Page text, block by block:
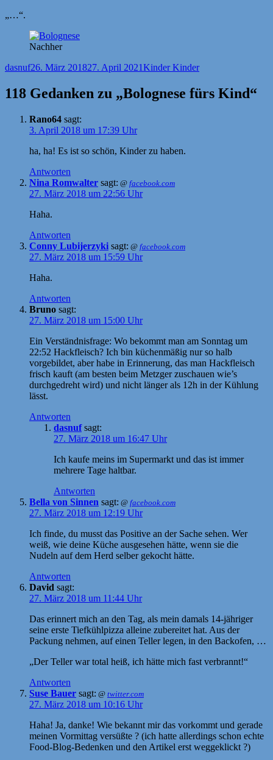
„…“.
Nachher
Autor
dasnufVeröffentlicht
26. März 201827. April 2021Kategorien
Kinder Kinder
118 Gedanken zu „Bolognese fürs Kind“
Rano64 sagt:
3. April 2018 um 17:39 Uhr
ha, ha! Es ist so schön, Kinder zu haben.
Antworten
Nina Romwalter sagt: @ facebook.com
27. März 2018 um 22:56 Uhr
Haha.
Antworten
Conny Lubijerzyki sagt: @ facebook.com
27. März 2018 um 15:59 Uhr
Haha.
Antworten
Bruno sagt:
27. März 2018 um 15:00 Uhr
Ein Verständnisfrage: Wo bekommt man am Sonntag um
22:52 Hackfleisch? Ich bin küchenmäßig nur so halb
vorgebildet, aber habe in Erinnerung, das man Hackfleisch
frisch kauft (am besten beim Metzger zuschauen wie’s
durchgedreht wird) und nicht länger als 12h in der Kühlung
lässt.
Antworten
dasnuf sagt:
27. März 2018 um 16:47 Uhr
Ich kaufe meins im Supermarkt und das ist immer
mehrere Tage haltbar.
Antworten
Bella von Sinnen sagt: @ facebook.com
27. März 2018 um 12:19 Uhr
Ich finde, du musst das Positive an der Sache sehen. Wer
weiß, wie deine Küche ausgesehen hätte, wenn sie die
Nudeln auf dem Herd selber gekocht hätte.
Antworten
David sagt:
27. März 2018 um 11:44 Uhr
Das erinnert mich an den Tag, als mein damals 14-jähriger
seine erste Tiefkühlpizza alleine zubereitet hat. Aus der
Packung nehmen, auf einen Teller legen, in den Backofen, …
„Der Teller war total heiß, ich hätte mich fast verbrannt!“
Antworten
Suse Bauer sagt: @ twitter.com
27. März 2018 um 10:16 Uhr
Haha! Ja, danke! Wie bekannt mir das vorkommt und gerade
meinen Vormittag versüßte ? (ich hatte allerdings schon echte
Food-Blog-Bedenken und den Artikel erst weggeklickt ?)